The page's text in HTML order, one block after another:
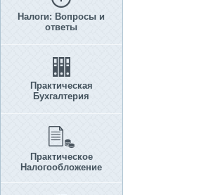
Налоги: Вопросы и
ответы
Практическая
Бухгалтерия
Практическое
Налогообложение